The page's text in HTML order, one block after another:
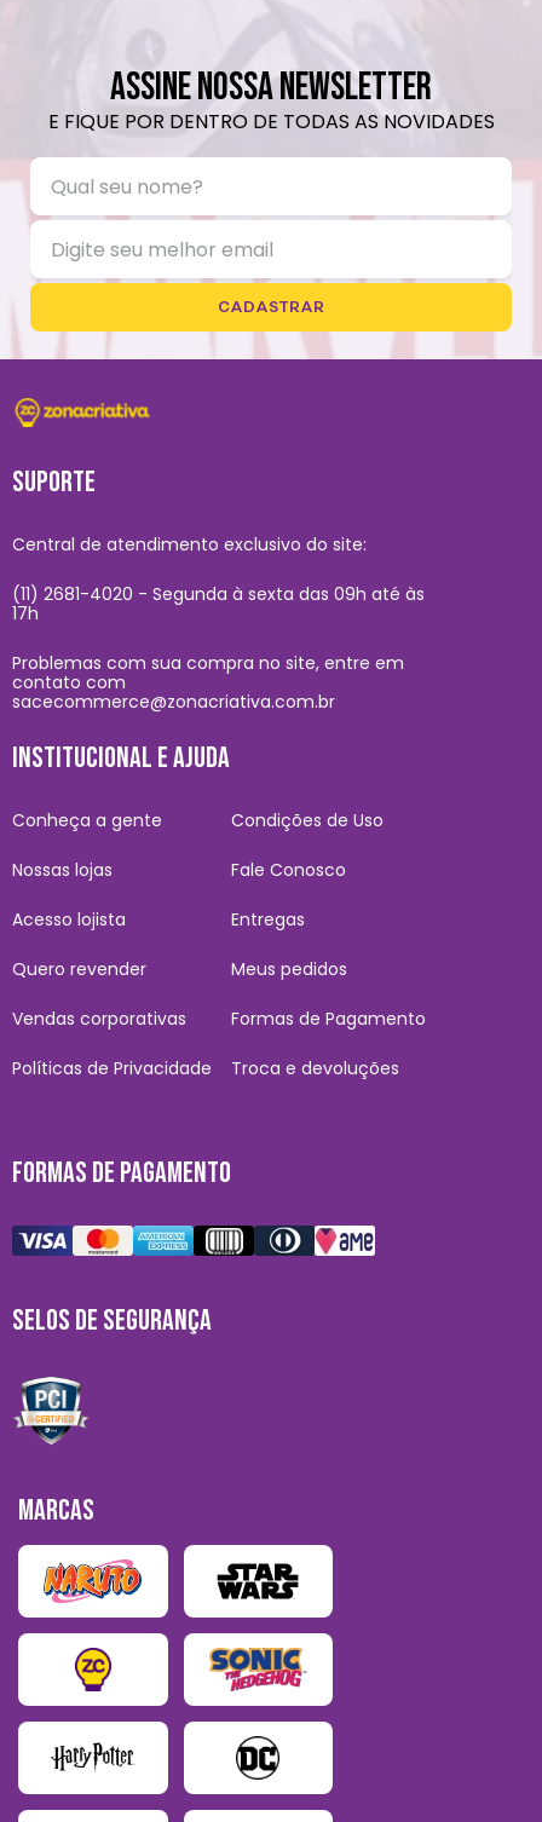
ASSINE NOSSA NEWSLETTER
E FIQUE POR DENTRO DE TODAS AS NOVIDADES
CADASTRAR
SUPORTE
Central de atendimento exclusivo do site:
(11) 2681-4020 - Segunda à sexta das 09h até às
17h
Problemas com sua compra no site, entre em
contato com
sacecommerce@zonacriativa.com.br
INSTITUCIONAL E AJUDA
Conheça a gente
Nossas lojas
Acesso lojista
Quero revender
Vendas corporativas
Políticas de Privacidade
Condições de Uso
Fale Conosco
Entregas
Meus pedidos
Formas de Pagamento
Troca e devoluções
FORMAS DE PAGAMENTO
SELOS DE SEGURANÇA
MARCAS